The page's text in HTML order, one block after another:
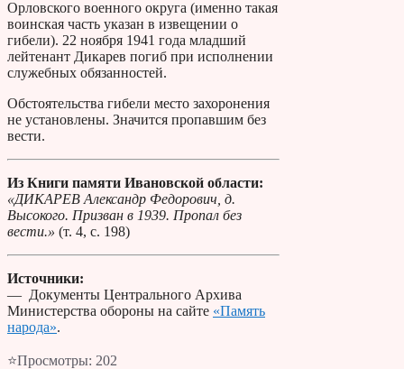
Орловского военного округа (именно такая
воинская часть указан в извещении о
гибели). 22 ноября 1941 года младший
лейтенант Дикарев погиб при исполнении
служебных обязанностей.
Обстоятельства гибели место захоронения
не установлены. Значится пропавшим без
вести.
Из Книги памяти Ивановской области:
«ДИКАРЕВ Александр Федорович, д.
Высокого. Призван в 1939. Пропал без
вести.» (т. 4, с. 198)
Источники:
— Документы Центрального Архива
Министерства обороны на сайте «Память
народа».
⭐Просмотры: 202